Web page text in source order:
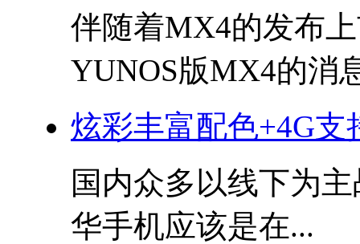
伴随着MX4的发布
YUNOS版MX4的消
炫彩丰富配色+4G支
国内众多以线下为
华手机应该是在...